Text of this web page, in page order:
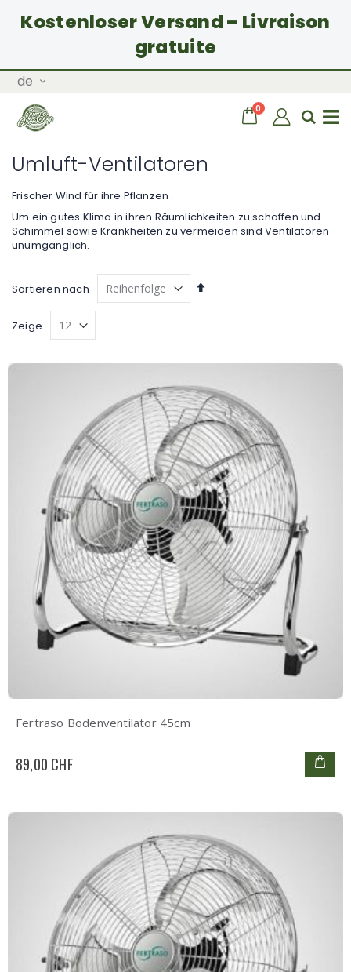
Kostenloser Versand – Livraison
gratuite
Zum
springen
Sprache
de
Wagen
0 Artikel
Umluft-Ventilatoren
Frischer Wind für ihre Pflanzen .
Um ein gutes Klima in ihren Räumlichkeiten zu schaffen und
Schimmel sowie Krankheiten zu vermeiden sind Ventilatoren
unumgänglich.
Sortieren nach
Absteigend
Zeige
Fertraso Bodenventilator 45cm
89,00 CHF